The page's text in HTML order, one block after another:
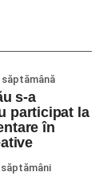
retrași din
„Ioan
muzică din
and The
ai Orchestrei
s-a
participat la
în